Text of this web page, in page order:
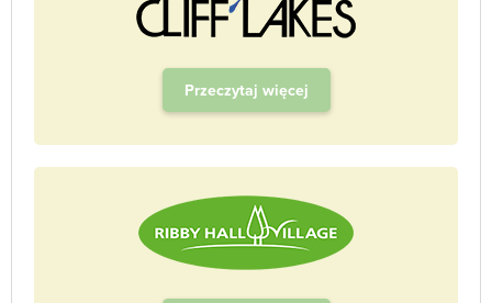
Przeczytaj więcej